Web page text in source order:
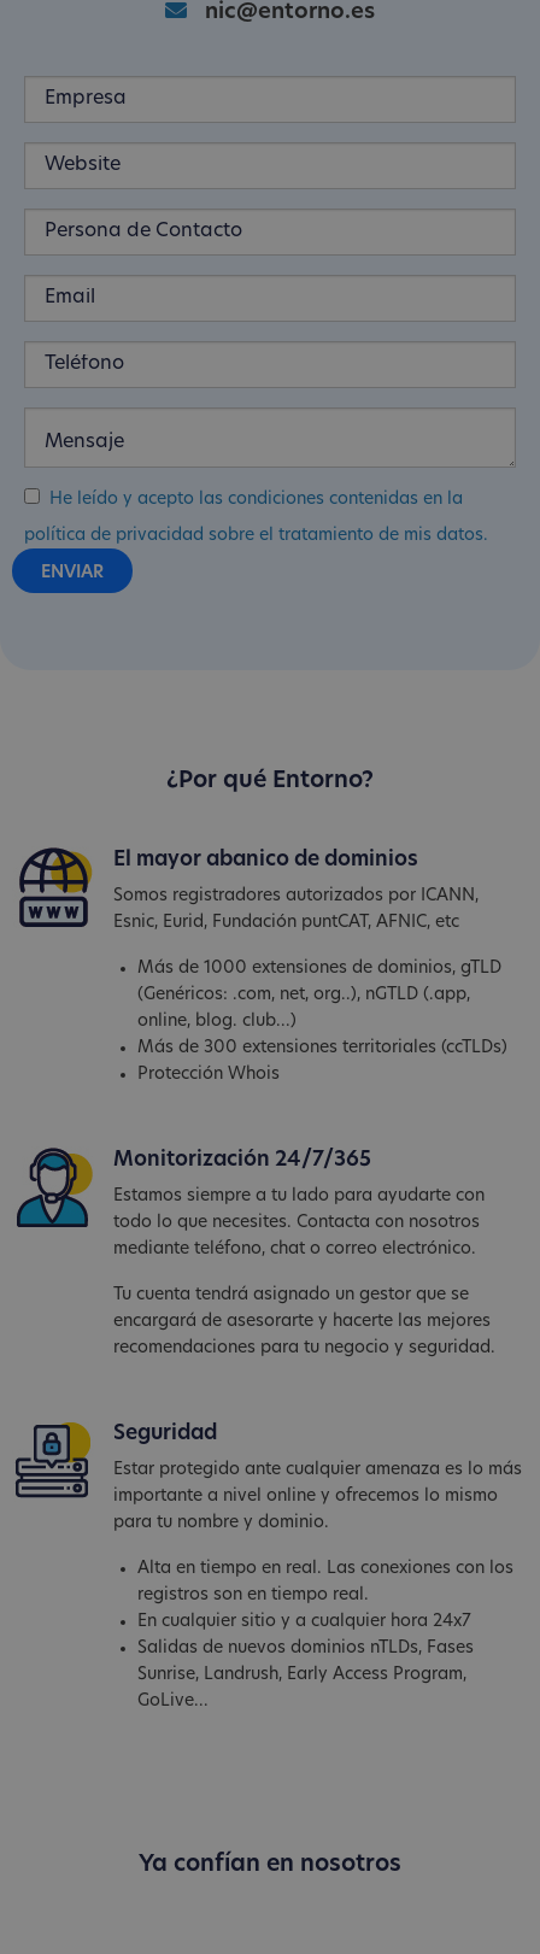
nic@entorno.es
He leído y acepto las condiciones contenidas en la
política de privacidad sobre el tratamiento de mis datos.
¿Por qué Entorno?
El mayor abanico de dominios
Somos registradores autorizados por ICANN,
Esnic, Eurid, Fundación puntCAT, AFNIC, etc
Más de 1000 extensiones de dominios, gTLD
(Genéricos: .com, net, org..), nGTLD (.app,
online, blog. club...)
Más de 300 extensiones territoriales (ccTLDs)
Protección Whois
Monitorización 24/7/365
Estamos siempre a tu lado para ayudarte con
todo lo que necesites. Contacta con nosotros
mediante teléfono, chat o correo electrónico.
Tu cuenta tendrá asignado un gestor que se
encargará de asesorarte y hacerte las mejores
recomendaciones para tu negocio y seguridad.
Seguridad
Estar protegido ante cualquier amenaza es lo más
importante a nivel online y ofrecemos lo mismo
para tu nombre y dominio.
Alta en tiempo en real. Las conexiones con los
registros son en tiempo real.
En cualquier sitio y a cualquier hora 24x7
Salidas de nuevos dominios nTLDs, Fases
Sunrise, Landrush, Early Access Program,
GoLive...
Ya confían en nosotros